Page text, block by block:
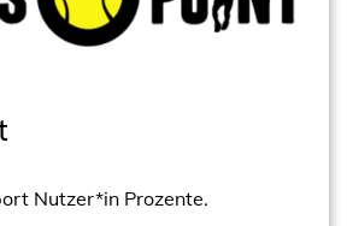
Nutzer*in Prozente.